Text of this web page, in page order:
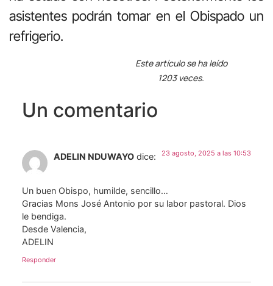
asistentes podrán tomar en el Obispado un
refrigerio.
Este artículo se ha leído
1203 veces.
Un comentario
ADELIN NDUWAYO dice: 23 agosto, 2025 a las 10:53
Un buen Obispo, humilde, sencillo…
Gracias Mons José Antonio por su labor pastoral. Dios
le bendiga.
Desde Valencia,
ADELIN
Responder